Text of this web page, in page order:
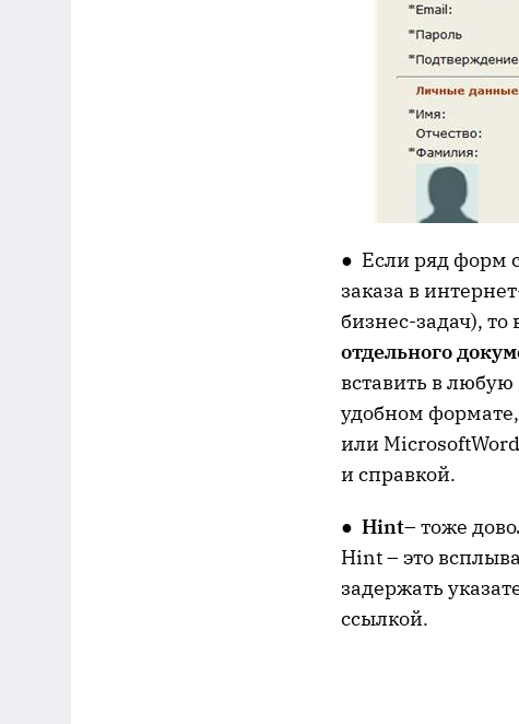
● Если ряд форм
заказа в
бизнес-задач),
отдельного
вставить в
удобном
или
и справкой.
● Hint– тоже
Hint – это
задержать
ссылкой.